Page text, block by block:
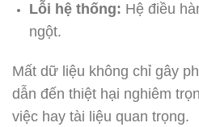
Lỗi hệ thống: Hệ điều
ngột.
Mất dữ liệu không chỉ gây
dẫn đến thiệt hại nghiêm
việc hay tài liệu quan trọng.